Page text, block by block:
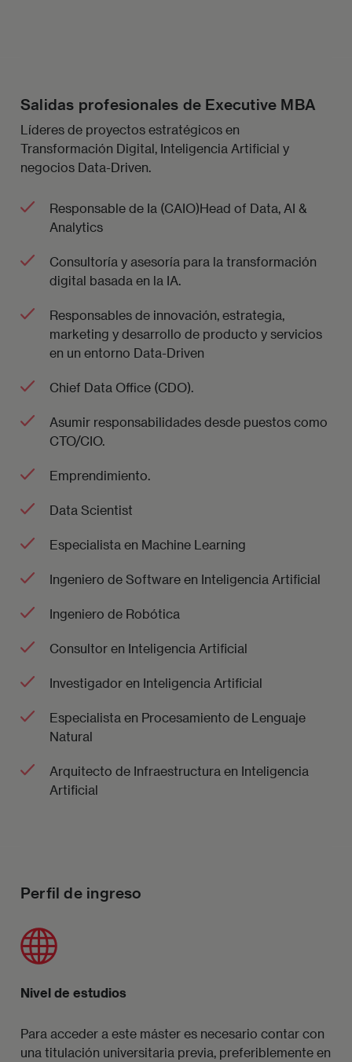
Salidas profesionales de Executive MBA
Líderes de proyectos estratégicos en
Transformación Digital, Inteligencia Artificial y
negocios Data-Driven.
Responsable de Ia (CAIO)Head of Data, AI &
Analytics
Consultoría y asesoría para la transformación
digital basada en la IA.
Responsables de innovación, estrategia,
marketing y desarrollo de producto y servicios
en un entorno Data-Driven
Chief Data Office (CDO).
Asumir responsabilidades desde puestos como
CTO/CIO.
Emprendimiento.
Data Scientist
Especialista en Machine Learning
Ingeniero de Software en Inteligencia Artificial
Ingeniero de Robótica
Consultor en Inteligencia Artificial
Investigador en Inteligencia Artificial
Especialista en Procesamiento de Lenguaje
Natural
Arquitecto de Infraestructura en Inteligencia
Artificial
Perfil de ingreso
Imagen
Nivel de estudios
Para acceder a este máster es necesario contar con
una titulación universitaria previa, preferiblemente en